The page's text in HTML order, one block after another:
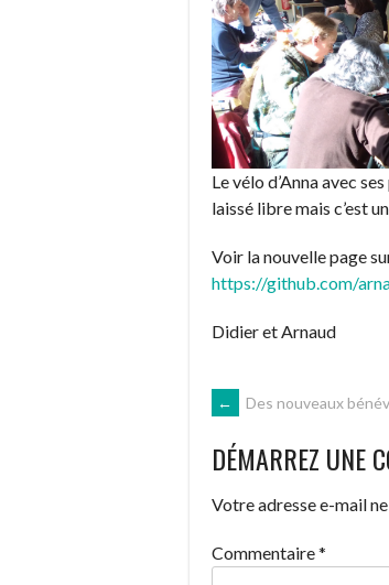
Le vélo d’Anna avec
laissé libre mais c’est
Voir la nouvelle page
https://github.com/
Didier et Arnaud
NAVIGATION
DES
ARTICLES
← Des nouveaux
DÉMARREZ UNE
Votre adresse e-mail
Commentaire*